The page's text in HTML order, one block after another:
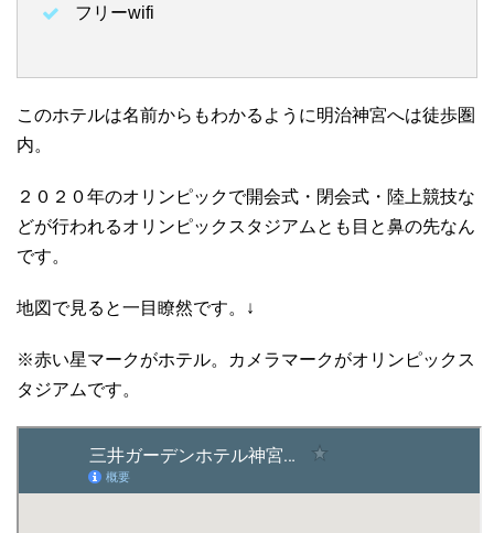
フリーwifi
このホテルは名前からもわかるように明治神宮へは徒歩圏
内。
２０２０年のオリンピックで開会式・閉会式・陸上競技な
どが行われるオリンピックスタジアムとも目と鼻の先なん
です。
地図で見ると一目瞭然です。↓
※赤い星マークがホテル。カメラマークがオリンピックス
タジアムです。